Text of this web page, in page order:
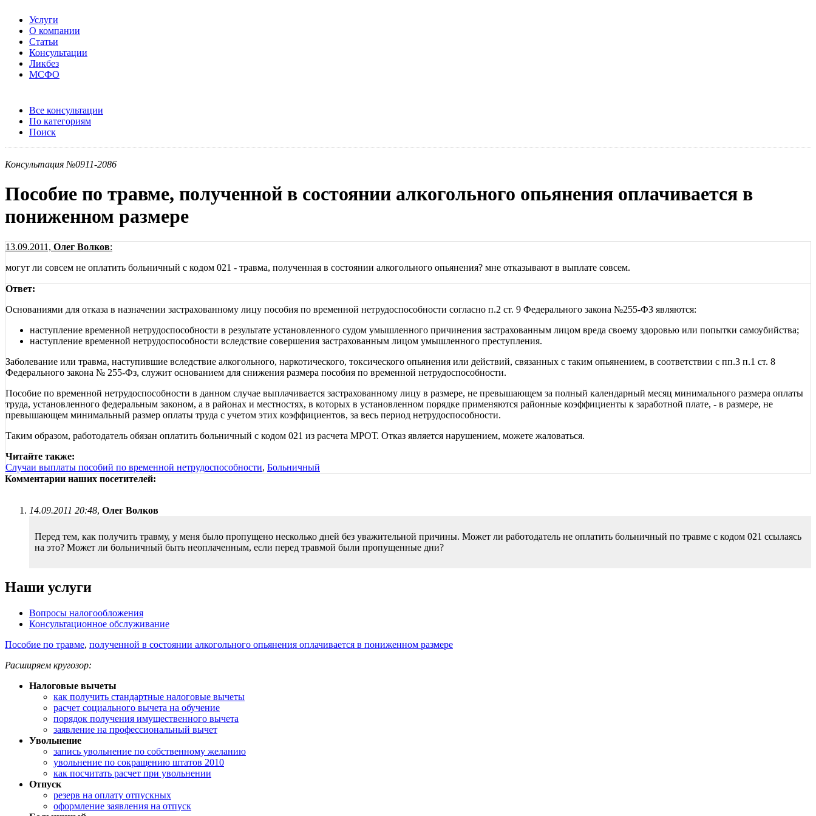
Услуги
О компании
Статьи
Консультации
Ликбез
МСФО
Все консультации
По категориям
Поиск
Консультация №0911-2086
Пособие по травме, полученной в состоянии алкогольного опьянения оплачивается в
пониженном размере
13.09.2011, Олег Волков:
могут ли совсем не оплатить больничный с кодом 021 - травма, полученная в состоянии алкогольного опьянения? мне отказывают в выплате совсем.
Ответ:
Основаниями для отказа в назначении застрахованному лицу пособия по временной нетрудоспособности согласно п.2 ст. 9 Федерального закона №255-ФЗ являются:
наступление временной нетрудоспособности в результате установленного судом умышленного причинения застрахованным лицом вреда своему здоровью или попытки самоубийства;
наступление временной нетрудоспособности вследствие совершения застрахованным лицом умышленного преступления.
Заболевание или травма, наступившие вследствие алкогольного, наркотического, токсического опьянения или действий, связанных с таким опьянением, в соответствии с пп.3 п.1 ст. 8
Федерального закона № 255-Фз, служит основанием для снижения размера пособия по временной нетрудоспособности.
Пособие по временной нетрудоспособности в данном случае выплачивается застрахованному лицу в размере, не превышающем за полный календарный месяц минимального размера оплаты
труда, установленного федеральным законом, а в районах и местностях, в которых в установленном порядке применяются районные коэффициенты к заработной плате, - в размере, не
превышающем минимальный размер оплаты труда с учетом этих коэффициентов, за весь период нетрудоспособности.
Таким образом, работодатель обязан оплатить больничный с кодом 021 из расчета МРОТ. Отказ является нарушением, можете жаловаться.
Читайте также:
Случаи выплаты пособий по временной нетрудоспособности, Больничный
Комментарии наших посетителей:
14.09.2011 20:48, Олег Волков
Перед тем, как получить травму, у меня было пропущено несколько дней без уважительной причины. Может ли работодатель не оплатить больничный по травме с кодом 021 ссылаясь
на это? Может ли больничный быть неоплаченным, если перед травмой были пропущенные дни?
Наши услуги
Вопросы налогообложения
Консультационное обслуживание
Пособие по травме, полученной в состоянии алкогольного опьянения оплачивается в пониженном размере
Расширяем кругозор:
Налоговые вычеты
как получить стандартные налоговые вычеты
расчет социального вычета на обучение
порядок получения имущественного вычета
заявление на профессиональный вычет
Увольнение
запись увольнение по собственному желанию
увольнение по сокращению штатов 2010
как посчитать расчет при увольнении
Отпуск
резерв на оплату отпускных
оформление заявления на отпуск